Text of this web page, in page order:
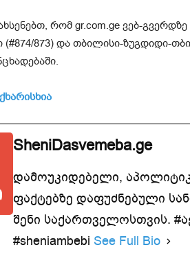
რომ gr.com.ge ვებ-
873) და თბილისი-ზუგდიდი-
SheniDasvemeba.ge
დამოუკიდებელი,
ფაქტებზე დაფუძნებული
შენი საქართველოსთვის.
#sheniambebi See Full Bio